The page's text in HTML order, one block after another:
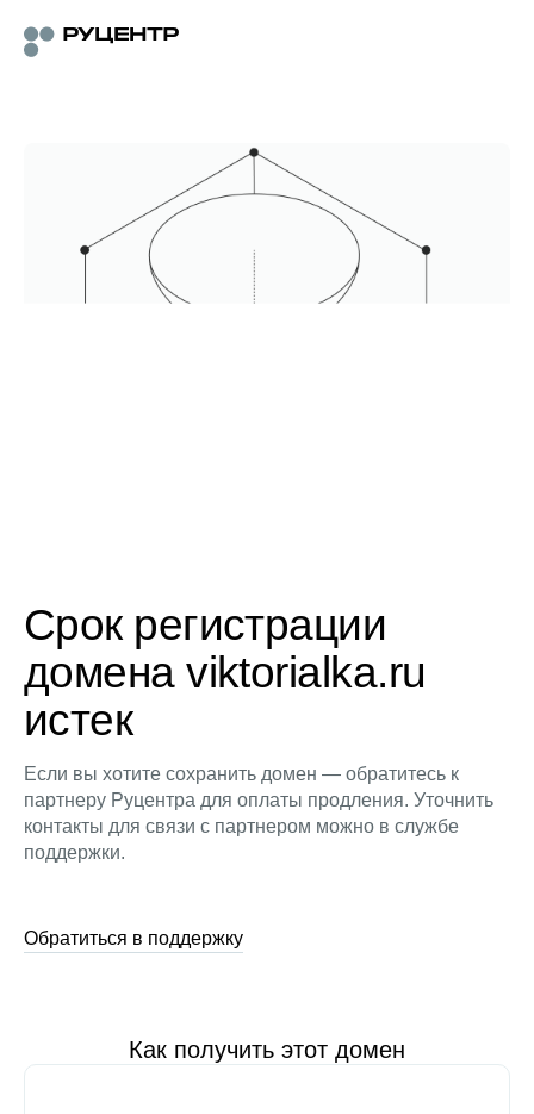
Срок регистрации
домена viktorialka.ru
истек
Если вы хотите сохранить домен — обратитесь к
партнеру Руцентра для оплаты продления. Уточнить
контакты для связи с партнером можно в службе
поддержки.
Обратиться в поддержку
Как получить этот домен